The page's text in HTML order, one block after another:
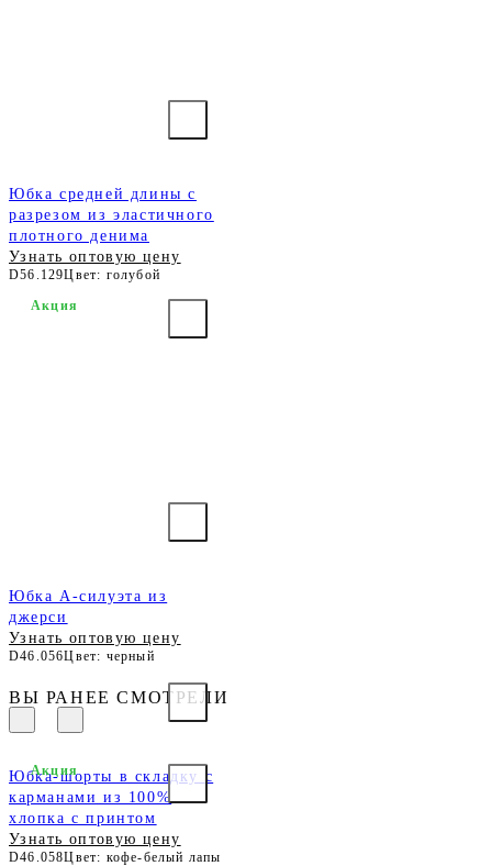
Юбка средней длины с
разрезом из эластичного
плотного денима
Узнать оптовую цену
D56.129Цвет: голубой
Юбка А-силуэта из
джерси
Узнать оптовую цену
D46.056Цвет: черный
Акция
ВЫ РАНЕЕ СМОТРЕЛИ
Юбка-шорты в складку с
карманами из 100%
хлопка с принтом
Узнать оптовую цену
D46.058Цвет: кофе-белый лапы
Акция